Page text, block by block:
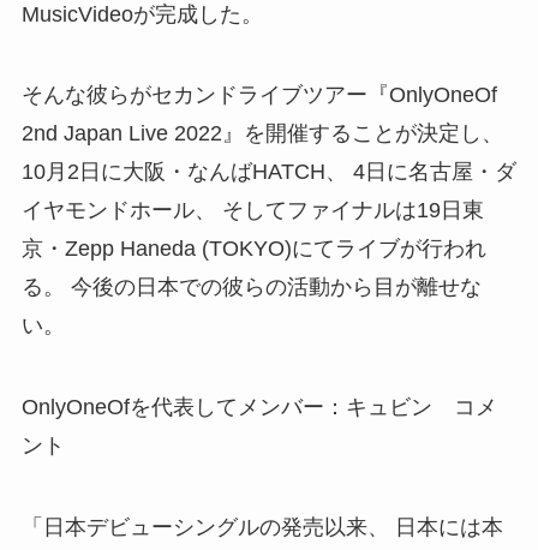
MusicVideoが完成した。
そんな彼らがセカンドライブツアー『OnlyOneOf
2nd Japan Live 2022』を開催することが決定し、
10月2日に大阪・なんばHATCH、 4日に名古屋・ダ
イヤモンドホール、 そしてファイナルは19日東
京・Zepp Haneda (TOKYO)にてライブが行われ
る。 今後の日本での彼らの活動から目が離せな
い。
OnlyOneOfを代表してメンバー：キュビン コメ
ント
「日本デビューシングルの発売以来、 日本には本